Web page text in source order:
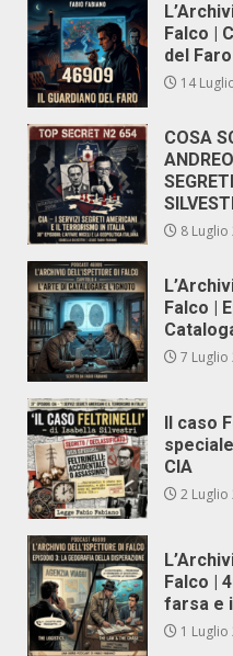
Falco |
del Faro
14
COSA
8 Luglio
Falco |
7 Luglio
Il caso
CIA
2 Luglio
Falco |
farsa e
1 Luglio